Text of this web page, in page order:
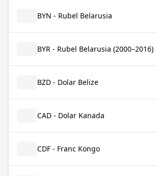
BYN - Rubel Belarusia
BYR - Rubel Belarusia (2000–2016)
BZD - Dolar Belize
CAD - Dolar Kanada
CDF - Franc Kongo